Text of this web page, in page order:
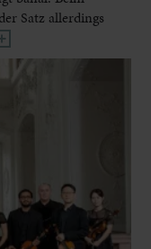
Satz allerdings